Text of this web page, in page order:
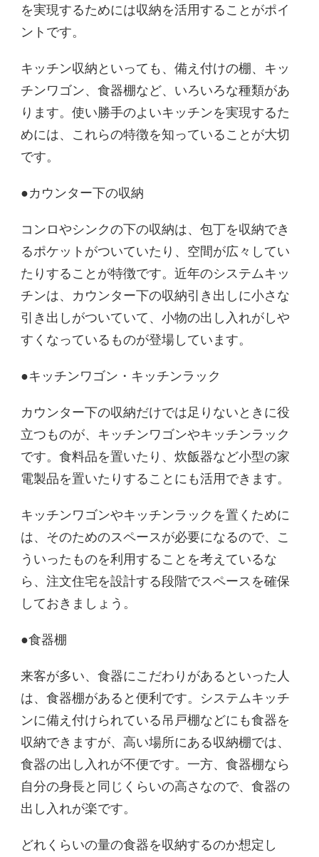
を実現するためには収納を活用することがポイ
ントです。
キッチン収納といっても、備え付けの棚、キッ
チンワゴン、食器棚など、いろいろな種類があ
ります。使い勝手のよいキッチンを実現するた
めには、これらの特徴を知っていることが大切
です。
●カウンター下の収納
コンロやシンクの下の収納は、包丁を収納でき
るポケットがついていたり、空間が広々してい
たりすることが特徴です。近年のシステムキッ
チンは、カウンター下の収納引き出しに小さな
引き出しがついていて、小物の出し入れがしや
すくなっているものが登場しています。
●キッチンワゴン・キッチンラック
カウンター下の収納だけでは足りないときに役
立つものが、キッチンワゴンやキッチンラック
です。食料品を置いたり、炊飯器など小型の家
電製品を置いたりすることにも活用できます。
キッチンワゴンやキッチンラックを置くために
は、そのためのスペースが必要になるので、こ
ういったものを利用することを考えているな
ら、注文住宅を設計する段階でスペースを確保
しておきましょう。
●食器棚
来客が多い、食器にこだわりがあるといった人
は、食器棚があると便利です。システムキッチ
ンに備え付けられている吊戸棚などにも食器を
収納できますが、高い場所にある収納棚では、
食器の出し入れが不便です。一方、食器棚なら
自分の身長と同じくらいの高さなので、食器の
出し入れが楽です。
どれくらいの量の食器を収納するのか想定し